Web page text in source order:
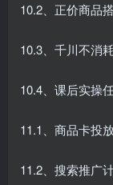
10.2、正价商品
10.3、千川不消
10.4、课后实操
11.1、商品卡投
11.2、搜索推广